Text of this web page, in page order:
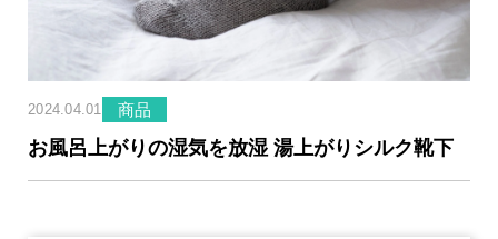
2024.04.01 商品
お風呂上がりの湿気を放湿 湯上がりシルク靴下